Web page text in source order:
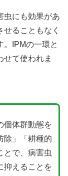
虫にも効果があ
ることもなく
。IPMの一環と
せて使われま
個体群動態を
除」「耕種的
とで、病害虫
抑えることを